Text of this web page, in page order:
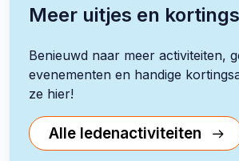
Meer uitjes en
Benieuwd naar meer activiteiten,
evenementen en handige
ze hier!
Alle ledenactiviteiten